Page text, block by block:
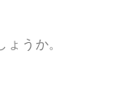
うか。